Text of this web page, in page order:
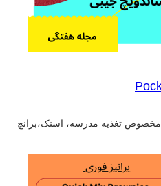
"ساندویچ جیبی "Pocket Sandwich مخصوص تغذیه مدرسه، اسنک،برانچ